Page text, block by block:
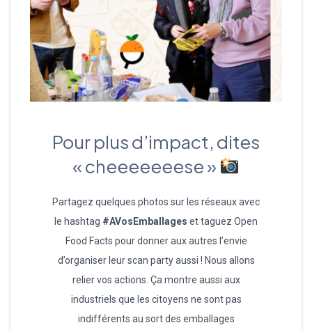
Pour plus d’impact, dites
« cheeeeeeese »
Partagez quelques photos sur les réseaux avec
le hashtag #AVosEmballages et taguez Open
Food Facts pour donner aux autres l’envie
d’organiser leur scan party aussi ! Nous allons
relier vos actions. Ça montre aussi aux
industriels que les citoyens ne sont pas
indifférents au sort des emballages